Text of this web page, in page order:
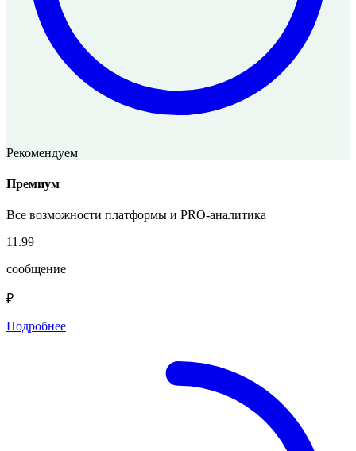
Рекомендуем
Премиум
Все возможности платформы и PRO-аналитика
11.99
сообщение
₽
Подробнее